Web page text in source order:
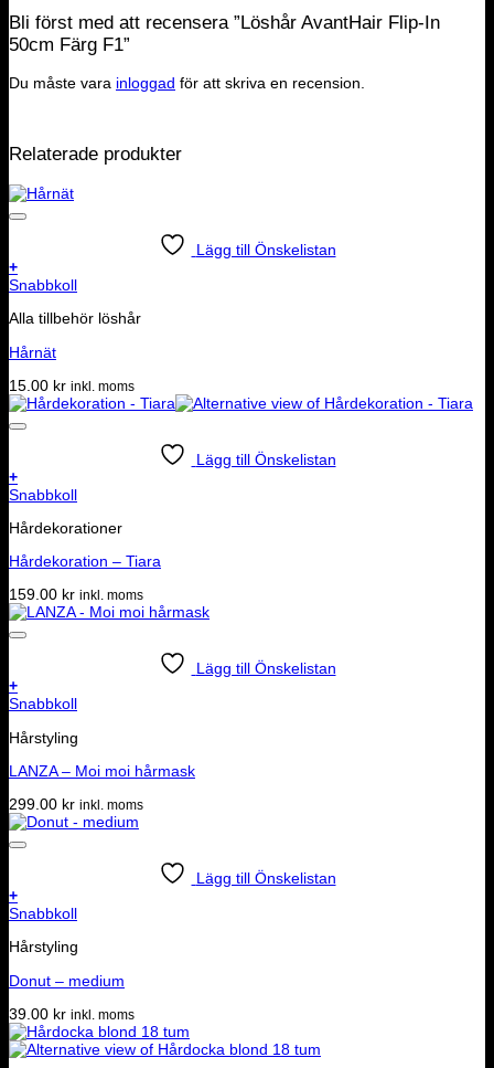
Bli först med att recensera ”Löshår AvantHair Flip-In
50cm Färg F1”
Du måste vara inloggad för att skriva en recension.
Relaterade produkter
Lägg till Önskelistan
+
Snabbkoll
Alla tillbehör löshår
Hårnät
15.00 kr inkl. moms
Lägg till Önskelistan
+
Snabbkoll
Hårdekorationer
Hårdekoration – Tiara
159.00 kr inkl. moms
Lägg till Önskelistan
+
Snabbkoll
Hårstyling
LANZA – Moi moi hårmask
299.00 kr inkl. moms
Lägg till Önskelistan
+
Snabbkoll
Hårstyling
Donut – medium
39.00 kr inkl. moms